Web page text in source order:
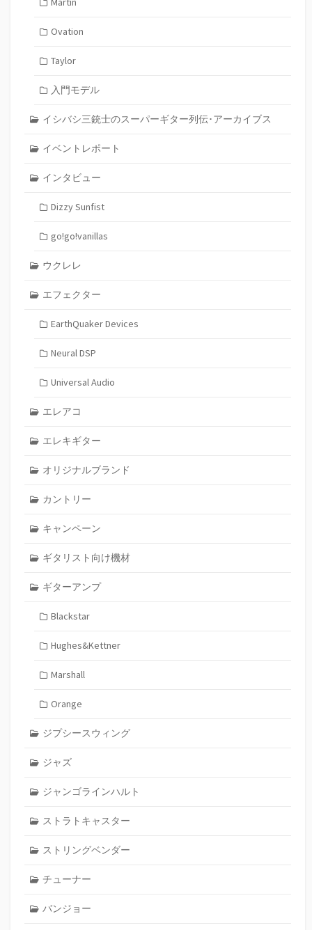
Ovation
Taylor
入門モデル
イシバシ三銃士のスーパーギター列伝･アーカイブス
イベントレポート
インタビュー
Dizzy Sunfist
go!go!vanillas
ウクレレ
エフェクター
EarthQuaker Devices
Neural DSP
Universal Audio
エレアコ
エレキギター
オリジナルブランド
カントリー
キャンペーン
ギタリスト向け機材
ギターアンプ
Blackstar
Hughes&Kettner
Marshall
Orange
ジプシースウィング
ジャズ
ジャンゴラインハルト
ストラトキャスター
ストリングベンダー
チューナー
バンジョー